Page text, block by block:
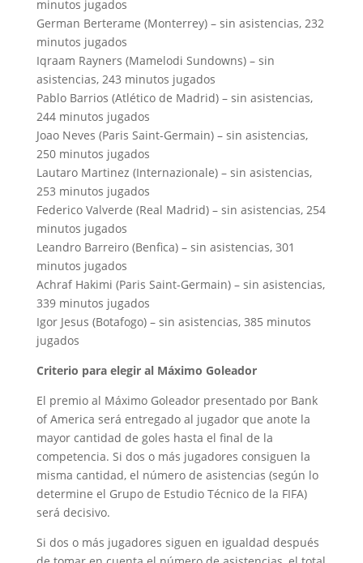
minutos jugados
German Berterame (Monterrey) – sin asistencias, 232
minutos jugados
Iqraam Rayners (Mamelodi Sundowns) – sin
asistencias, 243 minutos jugados
Pablo Barrios (Atlético de Madrid) – sin asistencias,
244 minutos jugados
Joao Neves (Paris Saint-Germain) – sin asistencias,
250 minutos jugados
Lautaro Martinez (Internazionale) – sin asistencias,
253 minutos jugados
Federico Valverde (Real Madrid) – sin asistencias, 254
minutos jugados
Leandro Barreiro (Benfica) – sin asistencias, 301
minutos jugados
Achraf Hakimi (Paris Saint-Germain) – sin asistencias,
339 minutos jugados
Igor Jesus (Botafogo) – sin asistencias, 385 minutos
jugados
Criterio para elegir al Máximo Goleador
El premio al Máximo Goleador presentado por Bank
of America será entregado al jugador que anote la
mayor cantidad de goles hasta el final de la
competencia. Si dos o más jugadores consiguen la
misma cantidad, el número de asistencias (según lo
determine el Grupo de Estudio Técnico de la FIFA)
será decisivo.
Si dos o más jugadores siguen en igualdad después